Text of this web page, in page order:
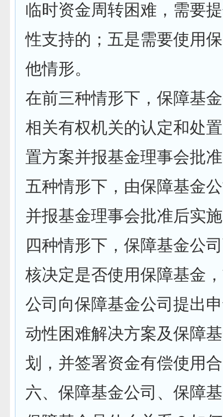
临时资金周转困难，需要
性支持的；五是需要使用
他情形。
在前三种情形下，保障基
相关有权机关的认定和处
置方案并报基金理事会批
五种情形下，由保障基金
并报基金理事会批准后实
四种情形下，保障基金公
核决定是否使用保障基金
公司向保障基金公司提出
动性困难解决方案及保障
划，并签署资金有偿使用
六、保障基金公司、保障